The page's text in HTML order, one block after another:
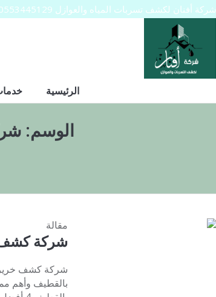
شركة أفنان لكشف تسربات المياه والعوازل 0553445129
الرئيسية
الوسم:
مقالة
شركة كشف